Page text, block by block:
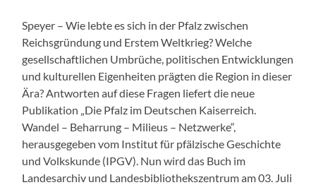
Speyer – Wie lebte es sich in der Pfalz zwischen
Reichsgründung und Erstem Weltkrieg? Welche
gesellschaftlichen Umbrüche, politischen Entwicklungen
und kulturellen Eigenheiten prägten die Region in dieser
Ära? Antworten auf diese Fragen liefert die neue
Publikation „Die Pfalz im Deutschen Kaiserreich.
Wandel – Beharrung – Milieus – Netzwerke“,
herausgegeben vom Institut für pfälzische Geschichte
und Volkskunde (IPGV). Nun wird das Buch im
Landesarchiv und Landesbibliothekszentrum am 03. Juli